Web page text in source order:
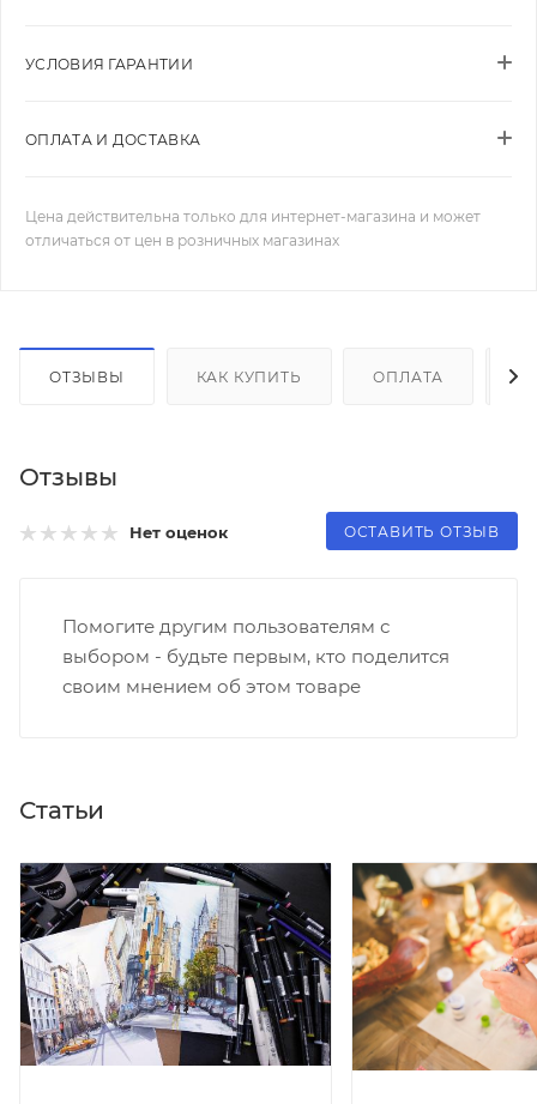
УСЛОВИЯ ГАРАНТИИ
ОПЛАТА И ДОСТАВКА
Цена действительна только для интернет-магазина и может
отличаться от цен в розничных магазинах
ОТЗЫВЫ КАК КУПИТЬ ОПЛАТА
Отзывы
Нет оценок ОСТАВИТЬ ОТЗЫВ
Помогите другим пользователям с
выбором - будьте первым, кто поделится
своим мнением об этом товаре
Статьи